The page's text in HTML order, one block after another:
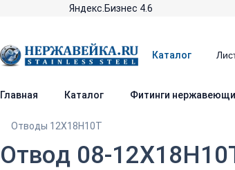
Яндекс.Бизнес 4.6
Каталог
Главная Каталог Фитинги
Отводы 12Х18Н10Т
Отвод 08-